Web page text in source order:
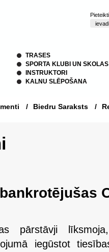
TRASES
SPORTA KLUBI UN SKOLAS
INSTRUKTORI
KALNU SLĒPOŠANA
/ Biedru Saraksts /
pārstāvji
iegūstot